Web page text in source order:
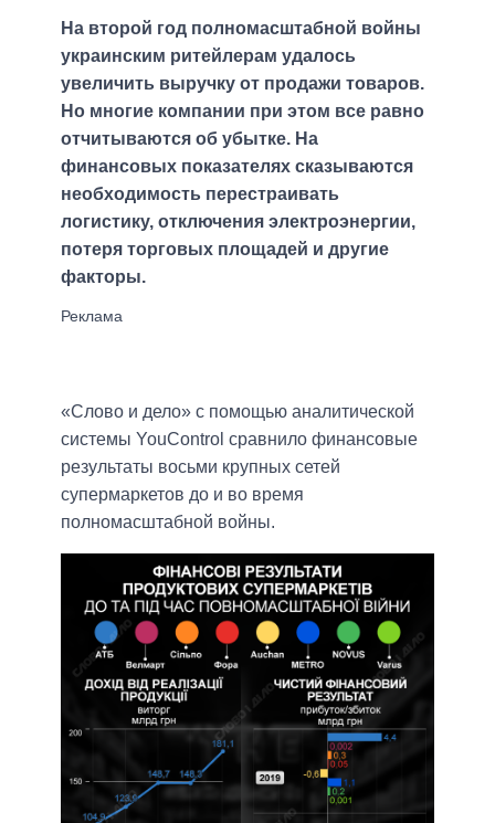
На второй год полномасштабной войны
украинским ритейлерам удалось
увеличить выручку от продажи товаров.
Но многие компании при этом все равно
отчитываются об убытке. На
финансовых показателях сказываются
необходимость перестраивать
логистику, отключения электроэнергии,
потеря торговых площадей и другие
факторы.
«Слово и дело» с помощью аналитической
системы YouControl сравнило финансовые
результаты восьми крупных сетей
супермаркетов до и во время
полномасштабной войны.